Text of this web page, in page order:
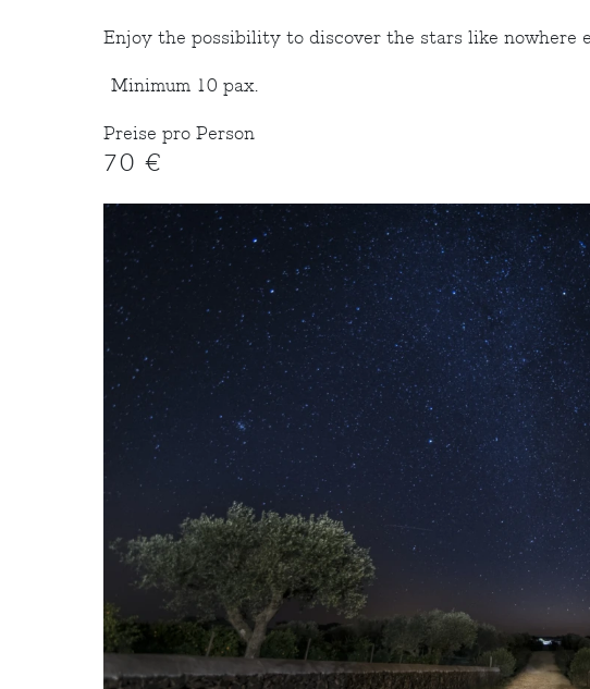
Enjoy the possibility to discover the stars like
Minimum 10 pax.
Preise pro Person
70 €